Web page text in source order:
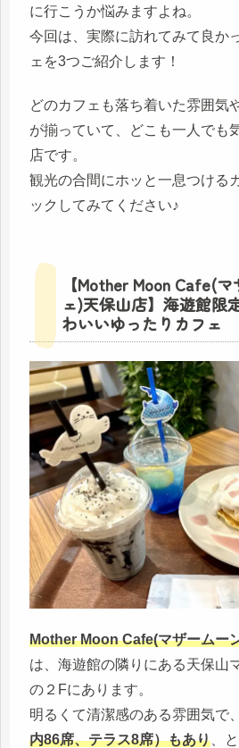
に行こうか悩みますよね。
今回は、実際に訪れてみて良か
ェを3つご紹介します！
どのカフェも落ち着いた雰囲気
が揃っていて、どこも一人でも
店です。
観光の合間にホッと一息つける
ックしてみてください♪
【Mother Moon Cafe(
ェ)天保山店】海遊館限
わいいゆったりカフェ
Mother Moon Cafe(マザームー
は、海遊館の隣りにある天保山
の２Fにあります。
明るくて清潔感のある雰囲気で、
内86席、テラス8席）もあり 、